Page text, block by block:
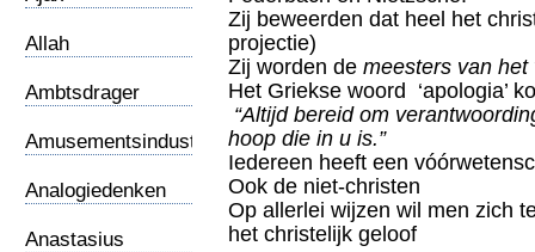
Allah
Ambtsdrager
Amusementsindustrie
Analogiedenken
Anastasius
Zij beweerden dat heel het
projectie)
Zij worden de meesters van het
Het Griekse woord ‘apologia’
“Altijd bereid om
hoop die in u is.”
Iedereen heeft een
Ook de niet-christen
Op allerlei wijzen wil men zich
het christelijk geloof